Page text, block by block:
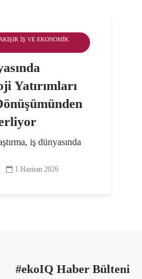
İŞ VE EKONOMIK
Yatırımları
iş dünyasında
insan dönüşümünün
1 Haziran 2026
#ekoIQ Haber Bülteni